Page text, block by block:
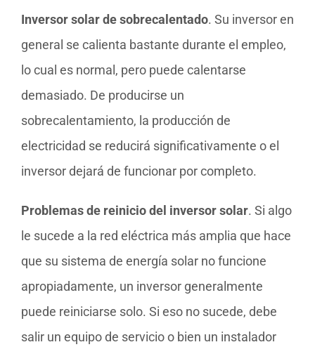
Inversor solar de sobrecalentado. Su inversor en
general se calienta bastante durante el empleo,
lo cual es normal, pero puede calentarse
demasiado. De producirse un
sobrecalentamiento, la producción de
electricidad se reducirá significativamente o el
inversor dejará de funcionar por completo.
Problemas de reinicio del inversor solar. Si algo
le sucede a la red eléctrica más amplia que hace
que su sistema de energía solar no funcione
apropiadamente, un inversor generalmente
puede reiniciarse solo. Si eso no sucede, debe
salir un equipo de servicio o bien un instalador